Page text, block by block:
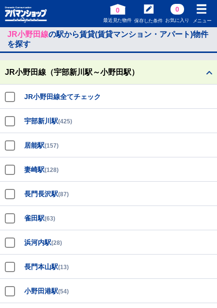
0
最近見た物件 保存した条件
0
お気に入り メニュー
JR小野田線の駅から賃貸(賃貸マンション・アパート)物件
を探す
JR小野田線（宇部新川駅～小野田駅）
JR小野田線全てチェック
宇部新川駅(425)
居能駅(157)
妻崎駅(128)
長門長沢駅(87)
雀田駅(63)
浜河内駅(28)
長門本山駅(13)
小野田港駅(54)